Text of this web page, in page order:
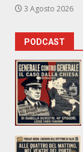
3 Agosto 2026
PODCAST